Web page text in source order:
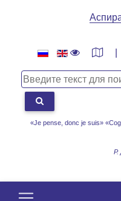
«Je pense, donc je suis»
Р.